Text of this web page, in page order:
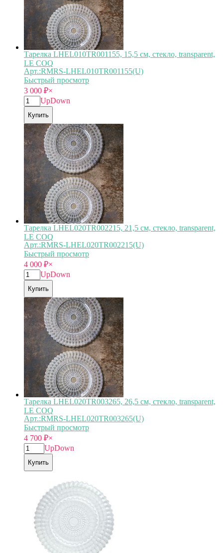
Тарелка LHEL010TR001155, 15,5 см, стекло, transparent,
LE COQ
Арт.:RMRS-LHEL010TR001155(U)
Быстрый просмотр
3 000 ₽×
UpDown
Купить
Тарелка LHEL020TR002215, 21,5 см, стекло, transparent,
LE COQ
Арт.:RMRS-LHEL020TR002215(U)
Быстрый просмотр
4 000 ₽×
UpDown
Купить
Тарелка LHEL020TR003265, 26,5 см, стекло, transparent,
LE COQ
Арт.:RMRS-LHEL020TR003265(U)
Быстрый просмотр
4 700 ₽×
UpDown
Купить